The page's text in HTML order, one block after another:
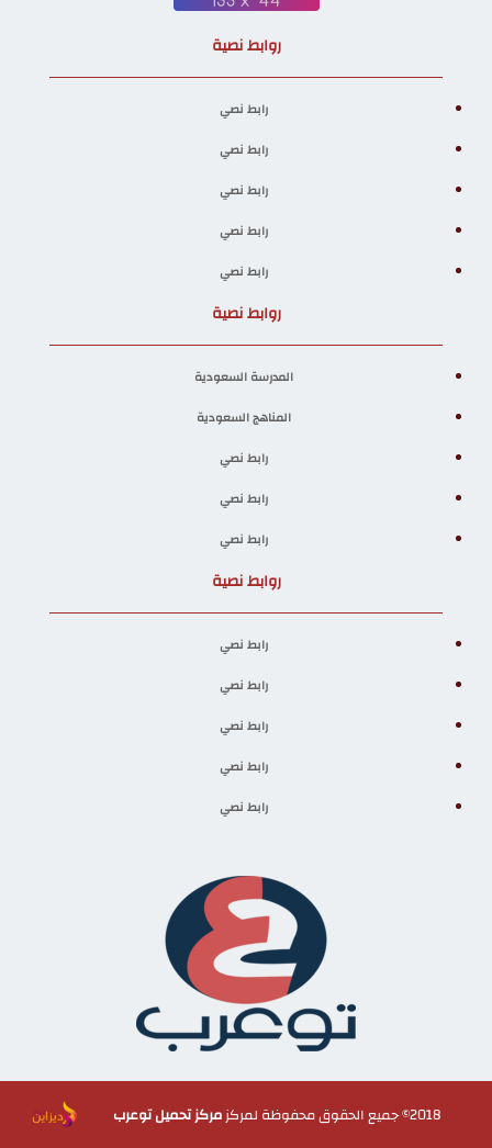
روابط نصية
رابط نصي
رابط نصي
رابط نصي
رابط نصي
رابط نصي
روابط نصية
المدرسة السعودية
المناهج السعودية
رابط نصي
رابط نصي
رابط نصي
روابط نصية
رابط نصي
رابط نصي
رابط نصي
رابط نصي
رابط نصي
2018© جميع الحقوق محفوظة لمركز مركز تحميل توعرب